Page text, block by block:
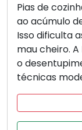
Pias de
ao acúmulo
Isso dificulta
mau cheiro.
o
técnicas